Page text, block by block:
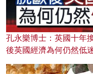
孔永樂博士：英國十年
後英國經濟為何仍然低